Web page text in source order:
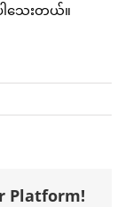
ါသေးတယ်။
Platform!